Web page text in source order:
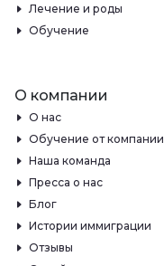
Лечение и роды
Обучение
О компании
О нас
Обучение от компании
Наша команда
Пресса о нас
Блог
Истории иммиграции
Отзывы